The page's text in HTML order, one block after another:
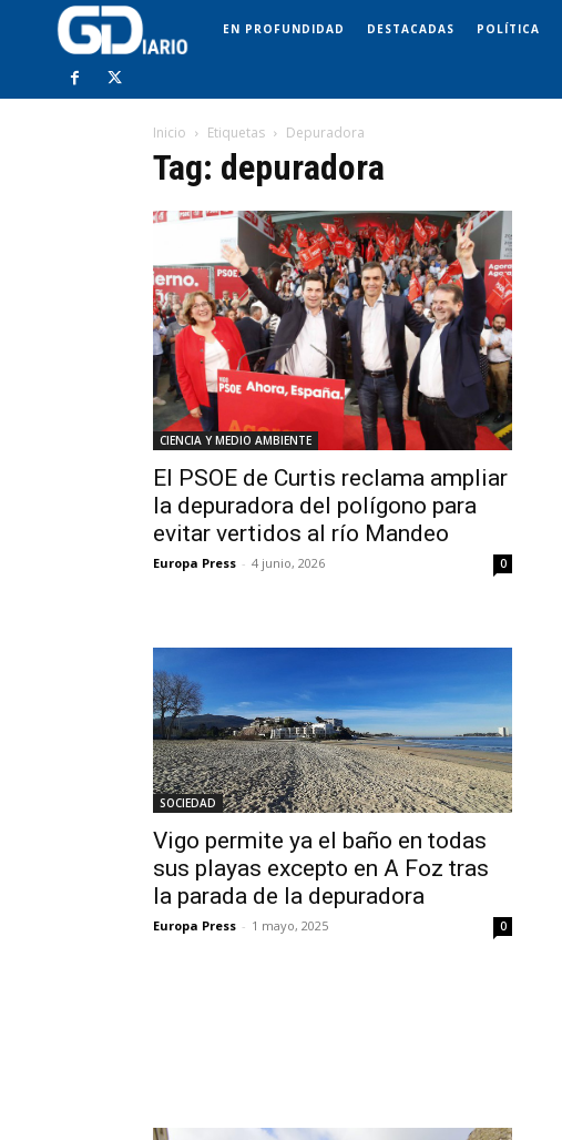
EN PROFUNDIDAD DESTACADAS POLÍTICA
Inicio Etiquetas Depuradora
Tag: depuradora
CIENCIA Y MEDIO AMBIENTE
El PSOE de Curtis reclama ampliar
la depuradora del polígono para
evitar vertidos al río Mandeo
Europa Press - 4 junio, 2026 0
SOCIEDAD
Vigo permite ya el baño en todas
sus playas excepto en A Foz tras
la parada de la depuradora
Europa Press - 1 mayo, 2025 0